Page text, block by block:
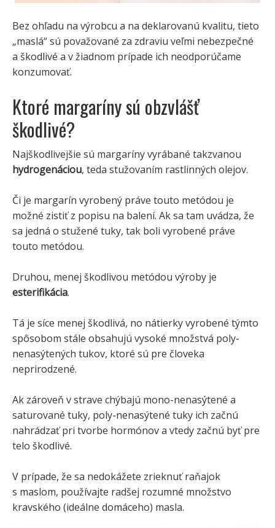
Bez ohľadu na výrobcu a na deklarovanú kvalitu, tieto
„maslá“ sú považované za zdraviu veľmi nebezpečné
a škodlivé a v žiadnom prípade ich neodporúčame
konzumovať.
Ktoré margaríny sú obzvlášť
škodlivé?
Najškodlivejšie sú margaríny vyrábané takzvanou
hydrogenáciou, teda stužovaním rastlinných olejov.
Či je margarín vyrobený práve touto metódou je
možné zistiť z popisu na balení. Ak sa tam uvádza, že
sa jedná o stužené tuky, tak boli vyrobené práve
touto metódou.
Druhou, menej škodlivou metódou výroby je
esterifikácia.
Tá je síce menej škodlivá, no nátierky vyrobené týmto
spôsobom stále obsahujú vysoké množstvá poly-
nenasýtených tukov, ktoré sú pre človeka
neprirodzené.
Ak zároveň v strave chýbajú mono-nenasýtené a
saturované tuky, poly-nenasýtené tuky ich začnú
nahrádzať pri tvorbe hormónov a vtedy začnú byť pre
telo škodlivé.
V prípade, že sa nedokážete zrieknuť raňajok
s maslom, používajte radšej rozumné množstvo
kravského (ideálne domáceho) masla.